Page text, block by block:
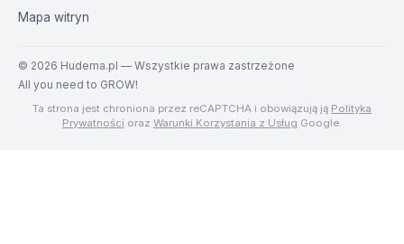
Mapa witryn
© 2026 Hudema.pl — Wszystkie prawa zastrzeżone
All you need to GROW!
Ta strona jest chroniona przez reCAPTCHA i obowiązują ją Polityka
Prywatności oraz Warunki Korzystania z Usług Google.